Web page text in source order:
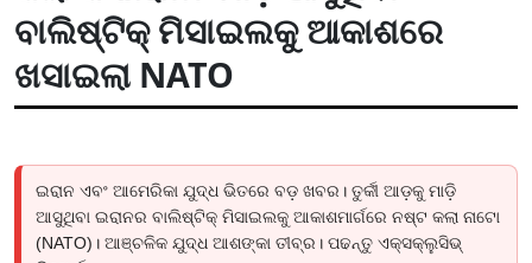
ବାଲିଷ୍ଟିକ୍ ମିସାଇଲକୁ ଆକାଶରେ
ଖସାଇଲା NATO
ଇରାନ ଏବଂ ଆମେରିକା ଯୁଦ୍ଧ ଭିତରେ ବଡ଼ ଖବର। ତୁର୍କୀ ଆଡ଼କୁ ମାଡ଼ି
ଆସୁଥିବା ଇରାନର ବାଲିଷ୍ଟିକ୍ ମିସାଇଲକୁ ଆକାଶମାର୍ଗରେ ନଷ୍ଟ କଲା ନାଟୋ
(NATO)। ଆଞ୍ଚଳିକ ଯୁଦ୍ଧ ଆଶଙ୍କା ତୀବ୍ର। ପଢନ୍ତୁ ଏକ୍ସକ୍ଲୁସିଭ୍